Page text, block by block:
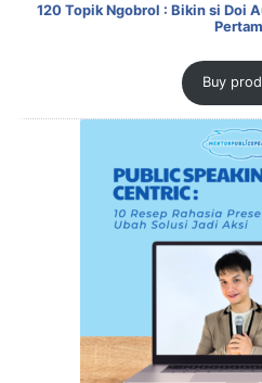
120 Topik Ngobrol : Bikin si Doi
Buy